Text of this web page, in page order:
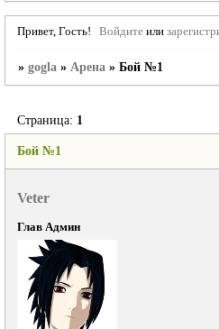
Привет, Гость! Войдитеили
» gogla » Арена » Бой №1
Бой №1
Страница: 1
Veter
Глав Админ